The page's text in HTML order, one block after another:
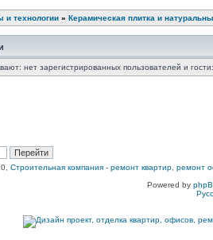
и технологии » Керамическая плитка и
нет зарегистрированных пользователей и
Строительная компания - ремонт квартир, ремонт
Powered by